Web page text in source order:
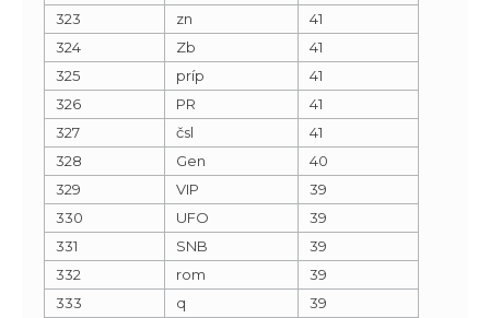
323
zn
41
324
Zb
41
325
príp
41
326
PR
41
327
čsl
41
328
Gen
40
329
VIP
39
330
UFO
39
331
SNB
39
332
rom
39
333
q
39